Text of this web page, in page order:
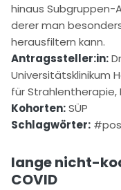
hinaus Subgruppen-
derer man
herausfiltern kann.
Antragssteller:in:
Universitätsklinikum
für Strahlentherapie,
Kohorten:SÜP
Schlagwörter:
lange nicht-
COVID